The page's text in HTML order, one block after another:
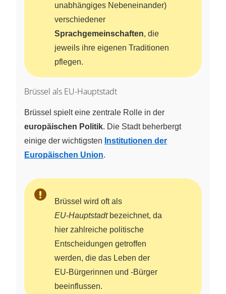
unabhängiges Nebeneinander)
verschiedener
Sprachgemeinschaften, die
jeweils ihre eigenen Traditionen
pflegen.
Brüssel als EU-Hauptstadt
Brüssel spielt eine zentrale Rolle in der
europäischen Politik. Die Stadt beherbergt
einige der wichtigsten Institutionen der
Europäischen Union.
Brüssel wird oft als
EU‑Hauptstadtbezeichnet, da
hier zahlreiche politische
Entscheidungen getroffen
werden, die das Leben der
EU‑Bürgerinnen und ‑Bürger
beeinflussen.